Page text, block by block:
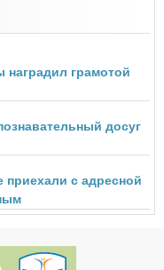
наградил грамотой
досуг
с адресной